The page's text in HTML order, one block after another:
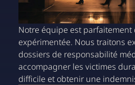
Notre équipe est parfaitement
expérimentée. Nous traitons
dossiers de responsabilité
accompagner les victimes
difficile et obtenir une